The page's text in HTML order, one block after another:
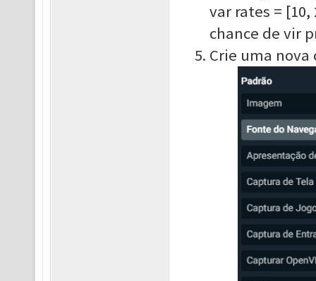
var rates = [10,
chance de vir
Crie uma nova